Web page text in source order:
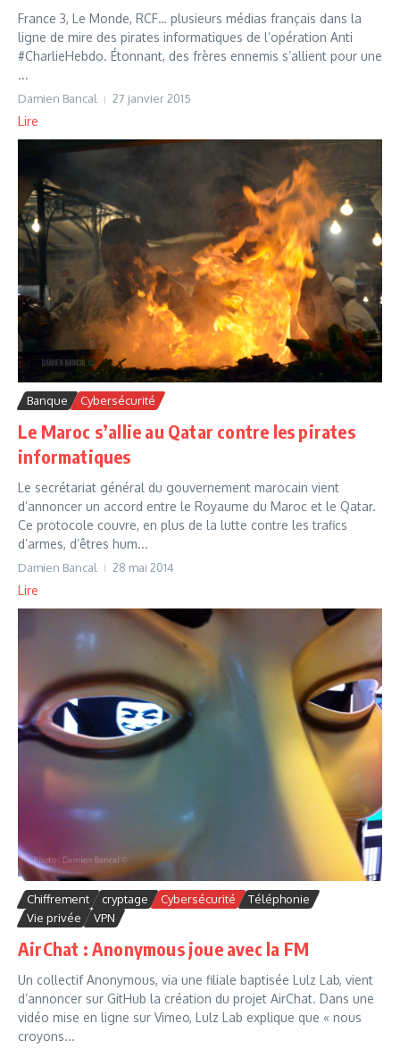
France 3, Le Monde, RCF… plusieurs médias français dans la
ligne de mire des pirates informatiques de l’opération Anti
#CharlieHebdo. Étonnant, des frères ennemis s’allient pour une
...
Damien Bancal 27 janvier 2015
Lire
Banque Cybersécurité
Le Maroc s’allie au Qatar contre les pirates
informatiques
Le secrétariat général du gouvernement marocain vient
d’annoncer un accord entre le Royaume du Maroc et le Qatar.
Ce protocole couvre, en plus de la lutte contre les trafics
d’armes, d’êtres hum...
Damien Bancal 28 mai 2014
Lire
Chiffrement cryptage Cybersécurité
Téléphonie
Vie privée
VPN
AirChat : Anonymous joue avec la FM
Un collectif Anonymous, via une filiale baptisée Lulz Lab, vient
d’annoncer sur GitHub la création du projet AirChat. Dans une
vidéo mise en ligne sur Vimeo, Lulz Lab explique que « nous
croyons...